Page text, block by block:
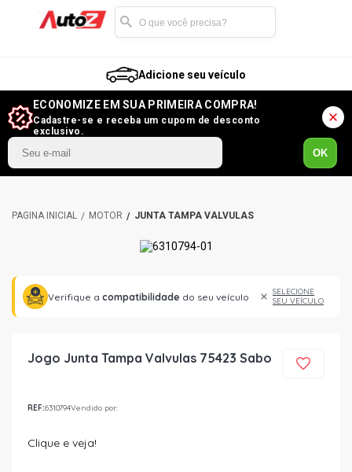
Adicione seu veículo
ECONOMIZE EM SUA PRIMEIRA COMPRA!
Cadastre-se e receba um cupom de desconto
exclusivo.
OK
MOTOR JUNTA TAMPA VÁLVULAS
Verifique a compatibilidade do seu veículo
SELECIONE
SEU VEÍCULO
Jogo Junta Tampa Valvulas 75423 Sabo
REF:6310794Vendido por:
Clique e veja!